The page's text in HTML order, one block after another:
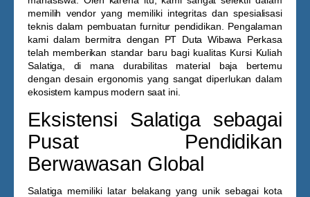
memilih vendor yang memiliki integritas dan spesialisasi
teknis dalam pembuatan furnitur pendidikan. Pengalaman
kami dalam bermitra dengan PT Duta Wibawa Perkasa
telah memberikan standar baru bagi kualitas Kursi Kuliah
Salatiga , di mana durabilitas material baja bertemu
dengan desain ergonomis yang sangat diperlukan dalam
ekosistem kampus modern saat ini.
Eksistensi Salatiga sebagai
Pusat Pendidikan
Berwawasan Global
Salatiga memiliki latar belakang yang unik sebagai kota